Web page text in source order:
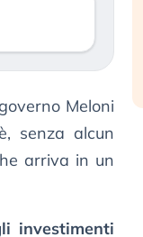
Meloni
senza alcun
arriva in un
investimenti